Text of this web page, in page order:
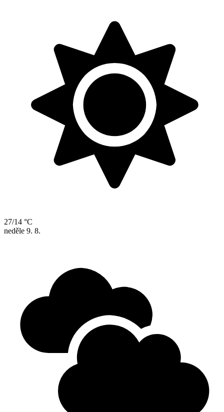
27/14 °C
neděle 9. 8.